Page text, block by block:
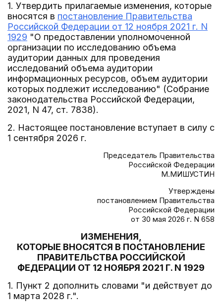
1. Утвердить прилагаемые изменения, которые
вносятся в постановление Правительства
Российской Федерации от 12 ноября 2021 г. N
1929 "О предоставлении уполномоченной
организации по исследованию объема
аудитории данных для проведения
исследований объема аудитории
информационных ресурсов, объем аудитории
которых подлежит исследованию" (Собрание
законодательства Российской Федерации,
2021, N 47, ст. 7838).
2. Настоящее постановление вступает в силу с
1 сентября 2026 г.
Председатель Правительства
Российской Федерации
М.МИШУСТИН
Утверждены
постановлением Правительства
Российской Федерации
от 30 мая 2026 г. N 658
ИЗМЕНЕНИЯ,
КОТОРЫЕ ВНОСЯТСЯ В ПОСТАНОВЛЕНИЕ
ПРАВИТЕЛЬСТВА РОССИЙСКОЙ
ФЕДЕРАЦИИ ОТ 12 НОЯБРЯ 2021 Г. N 1929
1. Пункт 2 дополнить словами "и действует до
1 марта 2028 г.".